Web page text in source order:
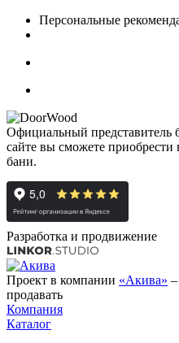
Персональные
Официальный представитель
сайте вы сможете приобрести
бани.
Разработка и продвижение
Проект в компании «Акива»
продавать
Компания
Каталог